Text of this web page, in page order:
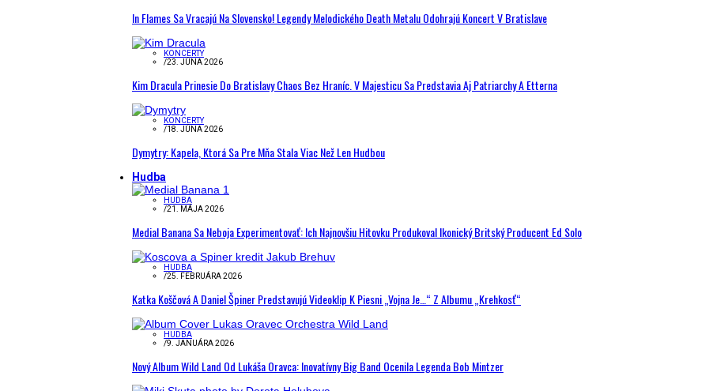
In Flames Sa Vracajú Na Slovensko! Legendy Melodického Death Metalu Odohrajú Koncert V Bratislave
KONCERTY
/23. JÚNA 2026
Kim Dracula Prinesie Do Bratislavy Chaos Bez Hraníc. V Majesticu Sa Predstavia Aj Patriarchy A Etterna
KONCERTY
/18. JÚNA 2026
Dymytry: Kapela, Ktorá Sa Pre Mňa Stala Viac Než Len Hudbou
Hudba
HUDBA
/21. MÁJA 2026
Medial Banana Sa Neboja Experimentovať: Ich Najnovšiu Hitovku Produkoval Ikonický Britský Producent Ed Solo
HUDBA
/25. FEBRUÁRA 2026
Katka Koščová A Daniel Špiner Predstavujú Videoklip K Piesni „Vojna Je…“ Z Albumu „Krehkosť“
HUDBA
/9. JANUÁRA 2026
Nový Album Wild Land Od Lukáša Oravca: Inovatívny Big Band Ocenila Legenda Bob Mintzer